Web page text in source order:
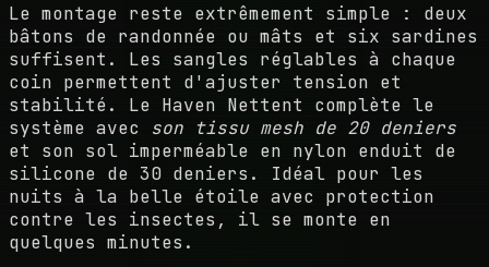
Le montage reste extrêmement simple : deux
bâtons de randonnée ou mâts et six sardines
suffisent. Les sangles réglables à chaque
coin permettent d'ajuster tension et
stabilité. Le Haven Nettent complète le
système avec son tissu mesh de 20 deniers
et son sol imperméable en nylon enduit de
silicone de 30 deniers. Idéal pour les
nuits à la belle étoile avec protection
contre les insectes, il se monte en
quelques minutes.